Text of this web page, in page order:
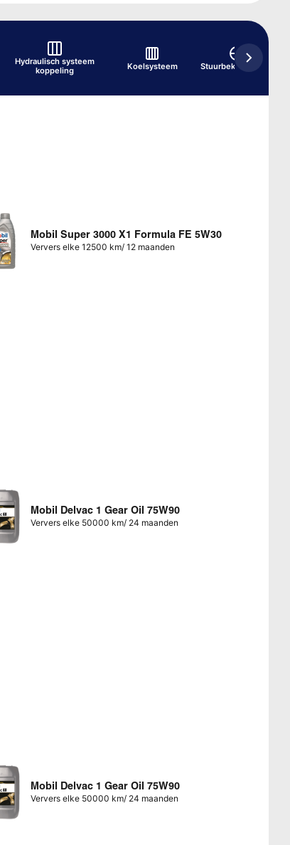
Hydraulisch systeem
koppeling
Koelsysteem Stuurbekrachtiging
Mobil Super 3000 X1 Formula FE 5W30
Ververs elke 12500 km/ 12 maanden
Mobil Delvac 1 Gear Oil 75W90
Ververs elke 50000 km/ 24 maanden
Mobil Delvac 1 Gear Oil 75W90
Ververs elke 50000 km/ 24 maanden